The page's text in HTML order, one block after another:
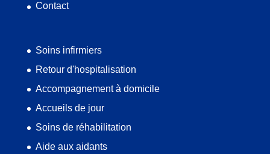
Contact
Soins infirmiers
Retour d'hospitalisation
Accompagnement à domicile
Accueils de jour
Soins de réhabilitation
Aide aux aidants